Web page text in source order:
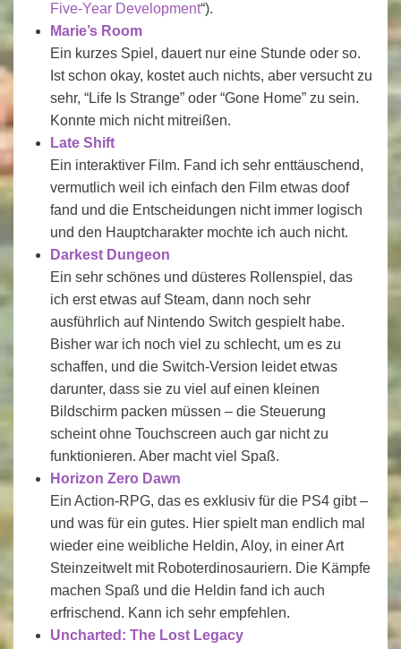
Five-Year Development“).
Marie’s Room
Ein kurzes Spiel, dauert nur eine Stunde oder so.
Ist schon okay, kostet auch nichts, aber versucht zu
sehr, “Life Is Strange” oder “Gone Home” zu sein.
Konnte mich nicht mitreißen.
Late Shift
Ein interaktiver Film. Fand ich sehr enttäuschend,
vermutlich weil ich einfach den Film etwas doof
fand und die Entscheidungen nicht immer logisch
und den Hauptcharakter mochte ich auch nicht.
Darkest Dungeon
Ein sehr schönes und düsteres Rollenspiel, das
ich erst etwas auf Steam, dann noch sehr
ausführlich auf Nintendo Switch gespielt habe.
Bisher war ich noch viel zu schlecht, um es zu
schaffen, und die Switch-Version leidet etwas
darunter, dass sie zu viel auf einen kleinen
Bildschirm packen müssen – die Steuerung
scheint ohne Touchscreen auch gar nicht zu
funktionieren. Aber macht viel Spaß.
Horizon Zero Dawn
Ein Action-RPG, das es exklusiv für die PS4 gibt –
und was für ein gutes. Hier spielt man endlich mal
wieder eine weibliche Heldin, Aloy, in einer Art
Steinzeitwelt mit Roboterdinosauriern. Die Kämpfe
machen Spaß und die Heldin fand ich auch
erfrischend. Kann ich sehr empfehlen.
Uncharted: The Lost Legacy